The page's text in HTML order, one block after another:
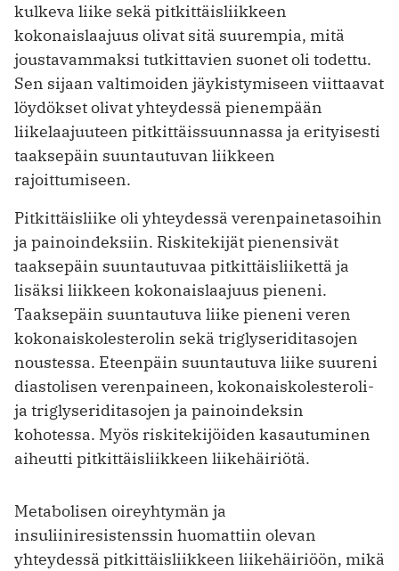
kulkeva liike sekä pitkittäisliikkeen
kokonaislaajuus olivat sitä suurempia, mitä
joustavammaksi tutkittavien suonet oli todettu.
Sen sijaan valtimoiden jäykistymiseen viittaavat
löydökset olivat yhteydessä pienempään
liikelaajuuteen pitkittäissuunnassa ja erityisesti
taaksepäin suuntautuvan liikkeen
rajoittumiseen.
Pitkittäisliike oli yhteydessä verenpainetasoihin
ja painoindeksiin. Riskitekijät pienensivät
taaksepäin suuntautuvaa pitkittäisliikettä ja
lisäksi liikkeen kokonaislaajuus pieneni.
Taaksepäin suuntautuva liike pieneni veren
kokonaiskolesterolin sekä triglyseriditasojen
noustessa. Eteenpäin suuntautuva liike suureni
diastolisen verenpaineen, kokonaiskolesteroli-
ja triglyseriditasojen ja painoindeksin
kohotessa. Myös riskitekijöiden kasautuminen
aiheutti pitkittäisliikkeen liikehäiriötä.
Metabolisen oireyhtymän ja
insuliiniresistenssin huomattiin olevan
yhteydessä pitkittäisliikkeen liikehäiriöön, mikä